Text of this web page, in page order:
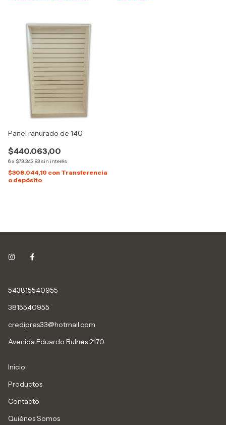
Panel ranurado de 140
$440.063,00
6x $73.343,83 sin interés
$308.044,10 con Transferencia
o depósito
543815540955
3815540955
credipres33@hotmail.com
Avenida Eduardo Bulnes 2170
Inicio
Productos
Contacto
Quiénes Somos